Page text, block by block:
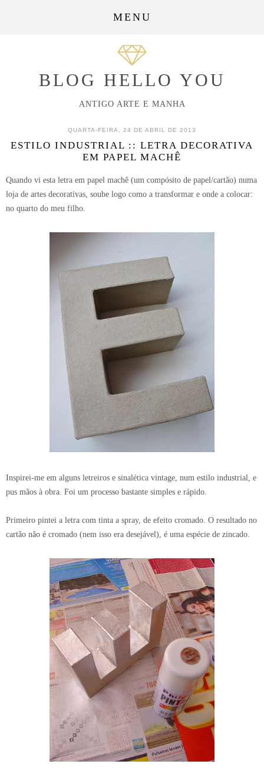
MENU
BLOG HELLO YOU
ANTIGO ARTE E MANHA
QUARTA-FEIRA, 24 DE ABRIL DE 2013
ESTILO INDUSTRIAL :: LETRA DECORATIVA
EM PAPEL MACHÊ
Quando vi esta letra em papel machê (um compósito de papel/cartão) numa
loja de artes decorativas, soube logo como a transformar e onde a colocar:
no quarto do meu filho.
Inspirei-me em alguns letreiros e sinalética vintage, num estilo industrial, e
pus mãos à obra. Foi um processo bastante simples e rápido.
Primeiro pintei a letra com tinta a spray, de efeito cromado. O resultado no
cartão não é cromado (nem isso era desejável), é uma espécie de zincado.